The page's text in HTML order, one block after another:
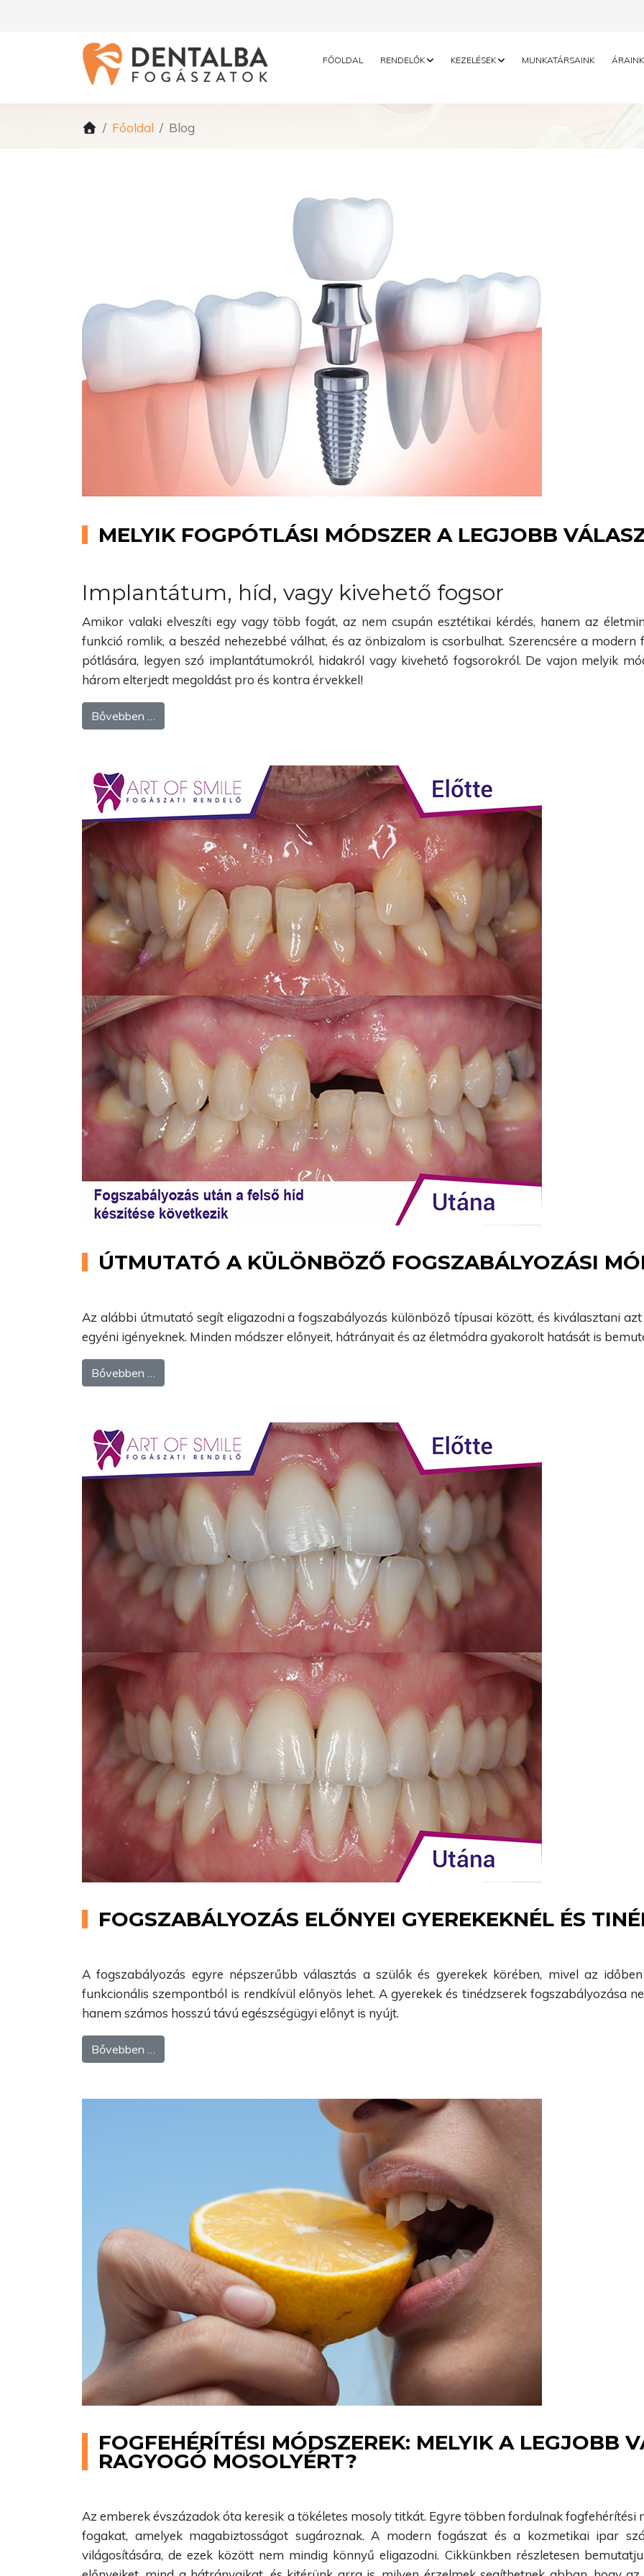
FŐOLDAL RENDELŐK KEZELÉSEK MUNKATÁRSAINK ÁRAINK
Főoldal Blog
MELYIK FOGPÓTLÁSI MÓDSZER A LEGJOBB
Implantátum, híd, vagy kivehető fogsor
Amikor valaki elveszíti egy vagy több fogát, az nem csupán esztétikai kérdés, hanem az
funkció romlik, a beszéd nehezebbé válhat, és az önbizalom is csorbulhat. Szerencsére a
pótlására, legyen szó implantátumokról, hidakról vagy kivehető fogsorokról. De vajon melyik
három elterjedt megoldást pro és kontra érvekkel!
Bővebben …
ÚTMUTATÓ A KÜLÖNBÖZŐ FOGSZABÁLYOZÁSI
Az alábbi útmutató segít eligazodni a fogszabályozás különböző típusai között, és kiválasztani
egyéni igényeknek. Minden módszer előnyeit, hátrányait és az életmódra gyakorolt hatását is
Bővebben …
FOGSZABÁLYOZÁS ELŐNYEI GYEREKEKNÉL ÉS
A fogszabályozás egyre népszerűbb választás a szülők és gyerekek körében, mivel az
funkcionális szempontból is rendkívül előnyös lehet. A gyerekek és tinédzserek fogszabályozása
hanem számos hosszú távú egészségügyi előnyt is nyújt.
Bővebben …
FOGFEHÉRÍTÉSI MÓDSZEREK: MELYIK A LEGJOBB
RAGYOGÓ MOSOLYÉRT?
Az emberek évszázadok óta keresik a tökéletes mosoly titkát. Egyre többen fordulnak fogfehérítési
fogakat, amelyek magabiztosságot sugároznak. A modern fogászat és a kozmetikai ipar
világosítására, de ezek között nem mindig könnyű eligazodni. Cikkünkben részletesen